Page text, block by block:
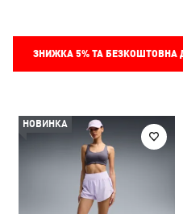
ЗНИЖКА 5%ТА БЕЗКОШТОВНА
НОВИНКА